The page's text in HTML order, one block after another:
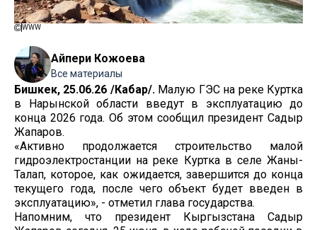
WWW
Айпери Кожоева
Все материалы
Бишкек, 25.06.26 /Кабар/. Малую ГЭС на реке Куртка
в Нарынской области введут в эксплуатацию до
конца 2026 года. Об этом сообщил президент Садыр
Жапаров.
«Активно продолжается строительство малой
гидроэлектростанции на реке Куртка в селе Жаны-
Талап, которое, как ожидается, завершится до конца
текущего года, после чего объект будет введен в
эксплуатацию», - отметил глава государства.
Напомним, что президент Кыргызстана Садыр